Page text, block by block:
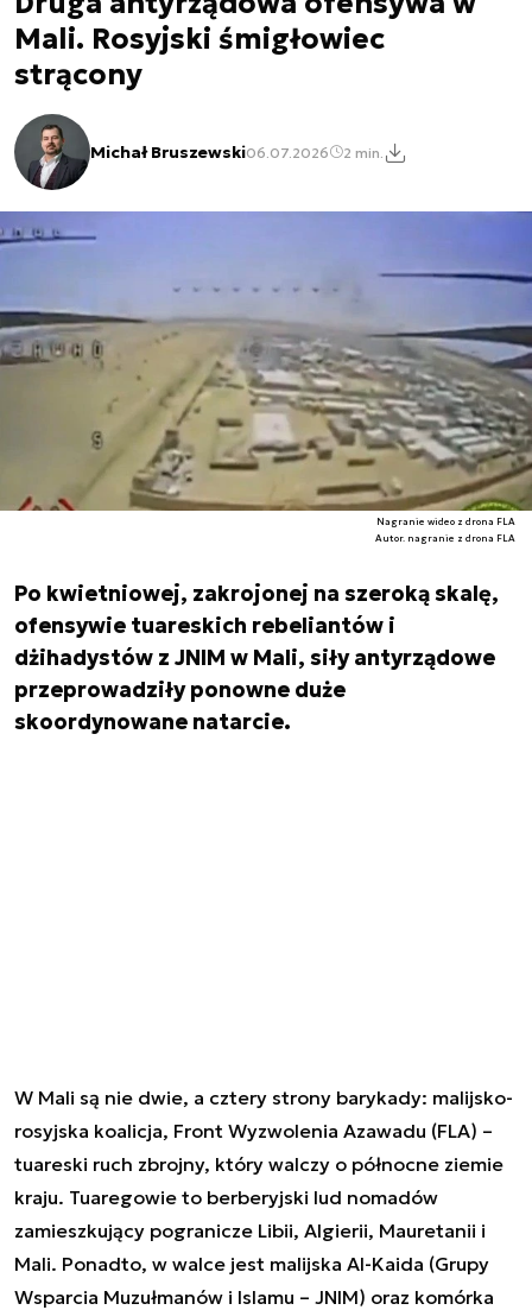
Mali. Rosyjski śmigłowiec
strącony
Michał Bruszewski06.07.2026 2 min.
Nagranie wideo z drona FLA
Autor. nagranie z drona FLA
Po kwietniowej, zakrojonej na szeroką skalę,
ofensywie tuareskich rebeliantów i
dżihadystów z JNIM w Mali, siły antyrządowe
przeprowadziły ponowne duże
skoordynowane natarcie.
W Mali są nie dwie, a cztery strony barykady: malijsko-
rosyjska koalicja, Front Wyzwolenia Azawadu (FLA) –
tuareski ruch zbrojny, który walczy o północne ziemie
kraju. Tuaregowie to berberyjski lud nomadów
zamieszkujący pogranicze Libii, Algierii, Mauretanii i
Mali. Ponadto, w walce jest malijska Al-Kaida (Grupy
Wsparcia Muzułmanów i Islamu – JNIM) oraz komórka